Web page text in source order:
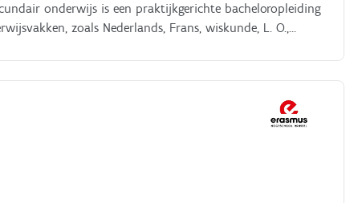
onderwijs is een praktijkgerichte bacheloropleiding
zoals Nederlands, Frans, wiskunde, L. O.,